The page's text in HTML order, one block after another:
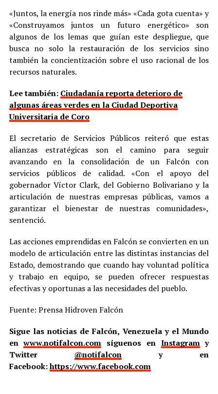
«Juntos, la energía nos rinde más» «Cada gota cuenta» y
«Construyamos juntos un futuro energético» son
algunos de los lemas que guían este despliegue, que
busca no solo la restauración de los servicios sino
también la concientización sobre el uso racional de los
recursos naturales.
Lee también: Ciudadanía reporta deterioro de
algunas áreas verdes en la Ciudad Deportiva
Universitaria de Coro
El secretario de Servicios Públicos reiteró que estas
alianzas estratégicas son el camino para seguir
avanzando en la consolidación de un Falcón con
servicios públicos de calidad. «Con el apoyo del
gobernador Víctor Clark, del Gobierno Bolivariano y la
articulación de nuestras empresas públicas, vamos a
garantizar el bienestar de nuestras comunidades»,
sentenció.
Las acciones emprendidas en Falcón se convierten en un
modelo de articulación entre las distintas instancias del
Estado, demostrando que cuando hay voluntad política
y trabajo en equipo, se pueden ofrecer respuestas
efectivas y oportunas a las necesidades del pueblo.
Fuente: Prensa Hidroven Falcón
Sigue las noticias de Falcón, Venezuela y el Mundo
enwww.notifalcon.com síguenos en Instagramy
Twitter @notifalcony en
Facebook:https://www.facebook.com